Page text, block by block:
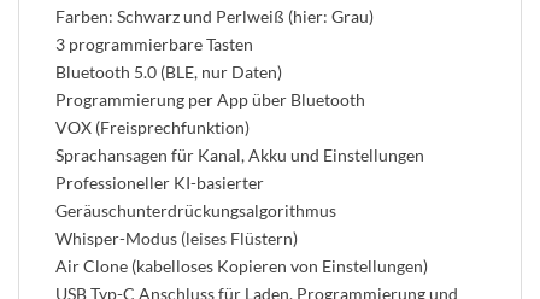
Farben: Schwarz und Perlweiß (hier: Grau)
3 programmierbare Tasten
Bluetooth 5.0 (BLE, nur Daten)
Programmierung per App über Bluetooth
VOX (Freisprechfunktion)
Sprachansagen für Kanal, Akku und Einstellungen
Professioneller KI-basierter
Geräuschunterdrückungsalgorithmus
Whisper-Modus (leises Flüstern)
Air Clone (kabelloses Kopieren von Einstellungen)
USB Typ-C Anschluss für Laden, Programmierung und